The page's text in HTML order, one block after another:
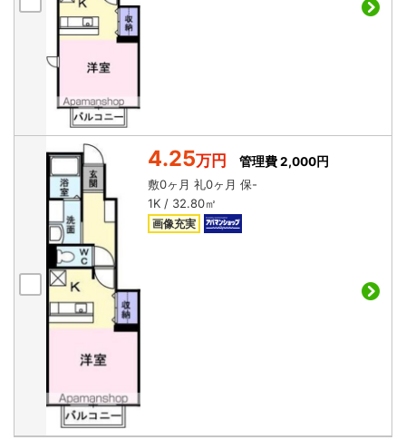
4.25万円
管理費 2,000円
敷0ヶ月 礼0ヶ月 保-
1K / 32.80㎡
画像充実